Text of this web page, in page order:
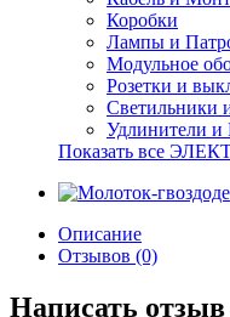
Коробки
Лампы и
Модульное
Розетки и
Светильники
Удлинители и
Показать все
Описание
Отзывов (0)
Написать отзыв